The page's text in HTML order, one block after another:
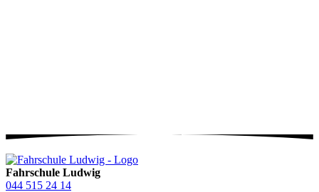
Fahrschule Ludwig
044 515 24 14